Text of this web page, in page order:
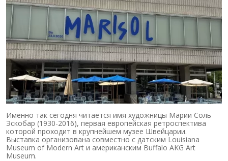
Именно так сегодня читается имя художницы Марии Соль
Эскобар (1930-2016), первая европейская ретроспектива
которой проходит в крупнейшем музее Швейцарии.
Выставка организована совместно с датским Louisiana
Museum of Modern Art и американским Buffalo AKG Art
Museum.